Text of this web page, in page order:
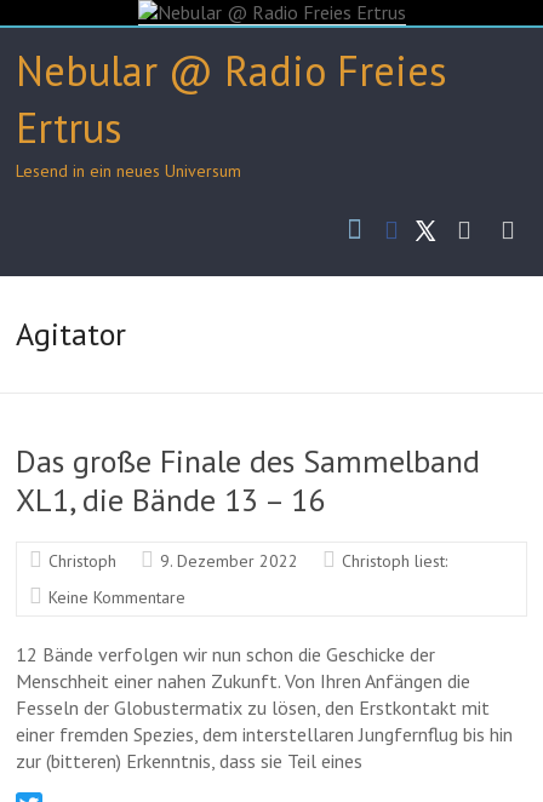
to
content
Nebular @ Radio Freies
Ertrus
Lesend in ein neues Universum
Twitter
Agitator
Das große Finale des Sammelband
XL1, die Bände 13 – 16
Christoph 9. Dezember 2022
Christoph liest:
Keine Kommentare
12 Bände verfolgen wir nun schon die Geschicke der
Menschheit einer nahen Zukunft. Von Ihren Anfängen die
Fesseln der Globustermatix zu lösen, den Erstkontakt mit
einer fremden Spezies, dem interstellaren Jungfernflug bis hin
zur (bitteren) Erkenntnis, dass sie Teil eines